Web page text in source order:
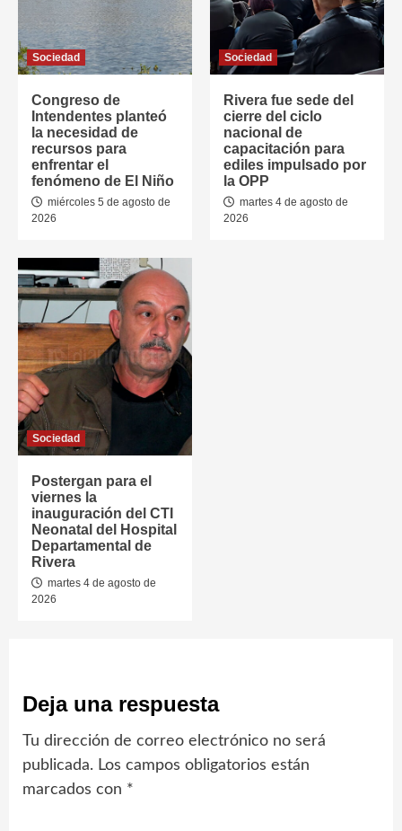
Sociedad
Congreso de
Intendentes planteó
la necesidad de
recursos para
enfrentar el
fenómeno de El Niño
miércoles 5 de agosto de
2026
Sociedad
Rivera fue sede del
cierre del ciclo
nacional de
capacitación para
ediles impulsado por
la OPP
martes 4 de agosto de
2026
Sociedad
Postergan para el
viernes la
inauguración del CTI
Neonatal del Hospital
Departamental de
Rivera
martes 4 de agosto de
2026
Deja una respuesta
Tu dirección de correo electrónico no será
publicada. Los campos obligatorios están
marcados con *